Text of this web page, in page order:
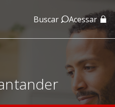
Buscar Acessar